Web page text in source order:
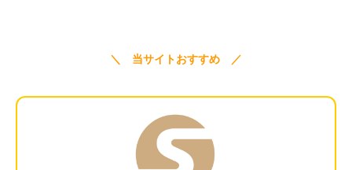
＼ 当サイトおすすめ ／